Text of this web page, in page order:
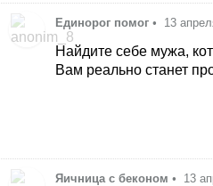
Единорог помог • 13
Найдите себе мужа,
Вам реально станет
Яичница с беконом • 13